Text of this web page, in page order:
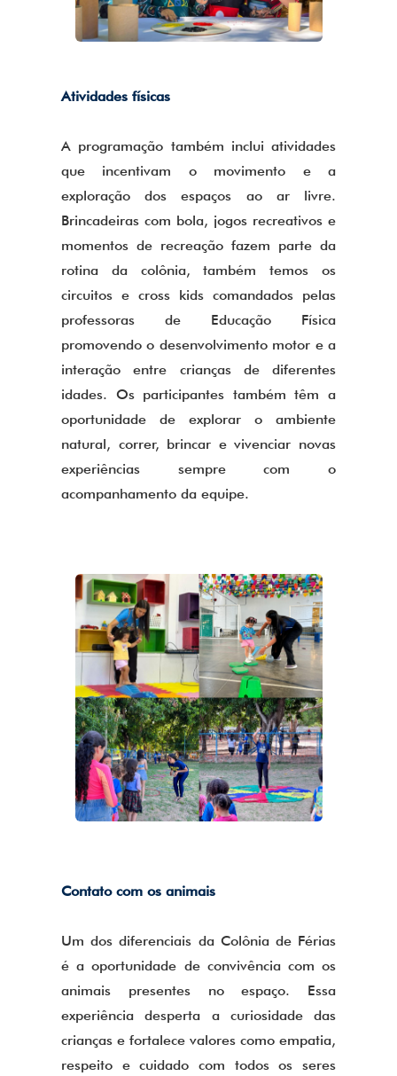
Atividades físicas
A programação também inclui atividades
que incentivam o movimento e a
exploração dos espaços ao ar livre.
Brincadeiras com bola, jogos recreativos e
momentos de recreação fazem parte da
rotina da colônia, também temos os
circuitos e cross kids comandados pelas
professoras de Educação Física
promovendo o desenvolvimento motor e a
interação entre crianças de diferentes
idades. Os participantes também têm a
oportunidade de explorar o ambiente
natural, correr, brincar e vivenciar novas
experiências sempre com o
acompanhamento da equipe.
Contato com os animais
Um dos diferenciais da Colônia de Férias
é a oportunidade de convivência com os
animais presentes no espaço. Essa
experiência desperta a curiosidade das
crianças e fortalece valores como empatia,
respeito e cuidado com todos os seres